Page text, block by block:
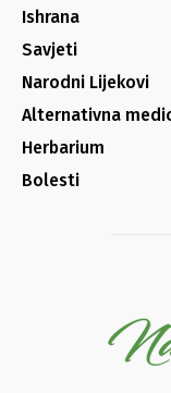
Ishrana
Savjeti
Narodni Lijekovi
Alternativna
Herbarium
Bolesti